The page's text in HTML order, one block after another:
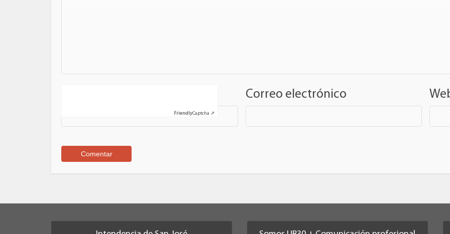
Correo electrónico
FriendlyCaptcha ⇗